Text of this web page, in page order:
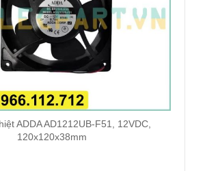
ADDA AD1212UB-F51, 12VDC,
120x120x38mm